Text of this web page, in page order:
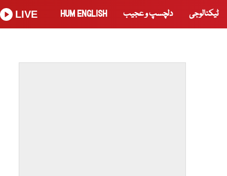
ٹیکنالوجی دلچسپ و عجیب HUM ENGLISH
LIVE